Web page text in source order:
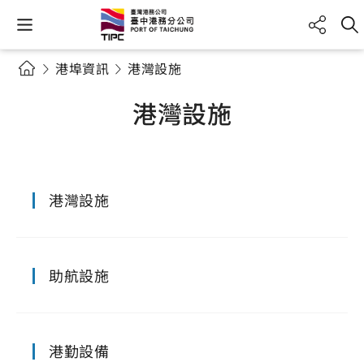
港埠資訊 港灣設施
港灣設施
港灣設施
助航設施
港勤設備